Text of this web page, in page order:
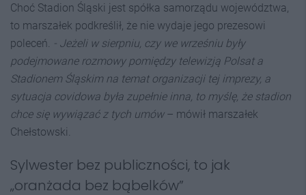
Choć Stadion Śląski jest spółka samorządu województwa,
to marszałek podkreślił, że nie wydaje jego prezesowi
poleceń.
- Jeżeli w sierpniu, czy we wrześniu były
podejmowane rozmowy pomiędzy telewizją Polsat a
Stadionem Śląskim na temat organizacji tej imprezy, a
sytuacja covidowa była zupełnie inna, to myślę, że stadion
chce się wywiązać z tych umów– mówił marszałek
Chełstowski.
Sylwester bez publiczności, to jak
„oranżada bez bąbelków”